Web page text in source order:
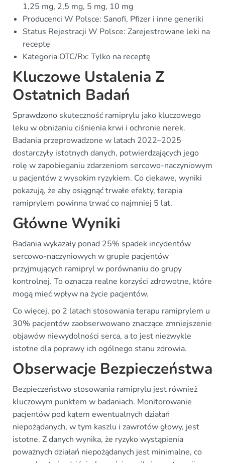
1,25 mg, 2,5 mg, 5 mg, 10 mg
Producenci W Polsce: Sanofi, Pfizer i inne generiki
Status Rejestracji W Polsce: Zarejestrowane leki na
receptę
Kategoria OTC/Rx: Tylko na receptę
Kluczowe Ustalenia Z
Ostatnich Badań
Sprawdzono skuteczność ramiprylu jako kluczowego
leku w obniżaniu ciśnienia krwi i ochronie nerek.
Badania przeprowadzone w latach 2022–2025
dostarczyły istotnych danych, potwierdzających jego
rolę w zapobieganiu zdarzeniom sercowo-naczyniowym
u pacjentów z wysokim ryzykiem. Co ciekawe, wyniki
pokazują, że aby osiągnąć trwałe efekty, terapia
ramiprylem powinna trwać co najmniej 5 lat.
Główne Wyniki
Badania wykazały ponad 25% spadek incydentów
sercowo-naczyniowych w grupie pacjentów
przyjmujących ramipryl w porównaniu do grupy
kontrolnej. To oznacza realne korzyści zdrowotne, które
mogą mieć wpływ na życie pacjentów.
Co więcej, po 2 latach stosowania terapu ramiprylem u
30% pacjentów zaobserwowano znaczące zmniejszenie
objawów niewydolności serca, a to jest niezwykle
istotne dla poprawy ich ogólnego stanu zdrowia.
Obserwacje Bezpieczeństwa
Bezpieczeństwo stosowania ramiprylu jest również
kluczowym punktem w badaniach. Monitorowanie
pacjentów pod kątem ewentualnych działań
niepożądanych, w tym kaszlu i zawrotów głowy, jest
istotne. Z danych wynika, że ryzyko wystąpienia
poważnych działań niepożądanych jest minimalne, co